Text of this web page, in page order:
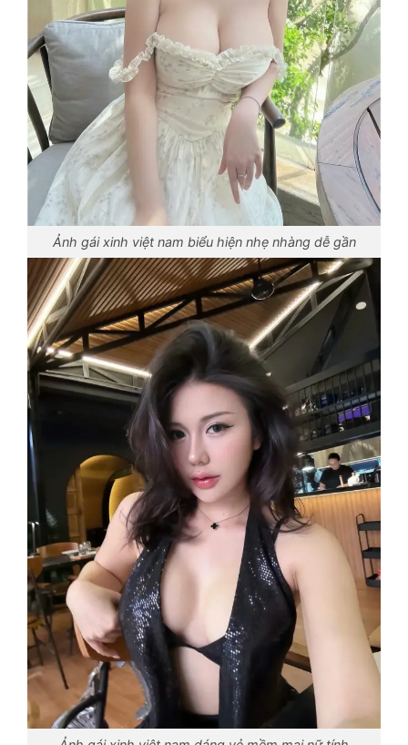
Ảnh gái xinh việt nam biểu hiện nhẹ nhàng dễ gần